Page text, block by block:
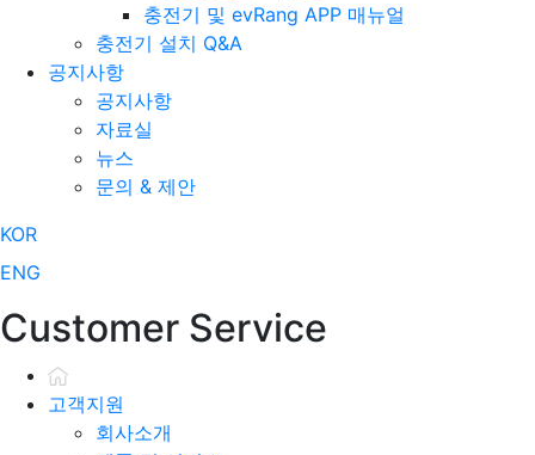
충전기 및 evRang APP 매뉴얼
충전기 설치 Q&A
공지사항
공지사항
자료실
뉴스
문의 & 제안
KOR
ENG
Customer Service
고객지원
회사소개